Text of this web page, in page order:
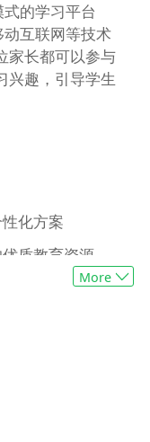
的学习平台
互联网等技术
家长都可以参与
兴趣，引导学生
化方案
质教育资源
子快乐成长
More